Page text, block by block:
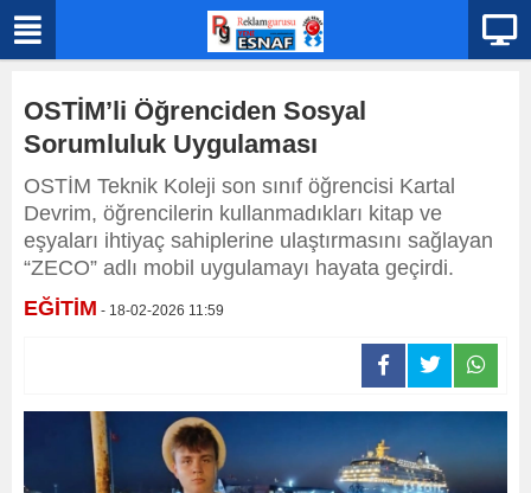
OSTİM’li Öğrenciden Sosyal
Sorumluluk Uygulaması
OSTİM Teknik Koleji son sınıf öğrencisi Kartal
Devrim, öğrencilerin kullanmadıkları kitap ve
eşyaları ihtiyaç sahiplerine ulaştırmasını sağlayan
“ZECO” adlı mobil uygulamayı hayata geçirdi.
EĞİTİM - 18-02-2026 11:59